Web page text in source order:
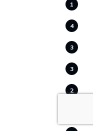
1
4
3
3
2